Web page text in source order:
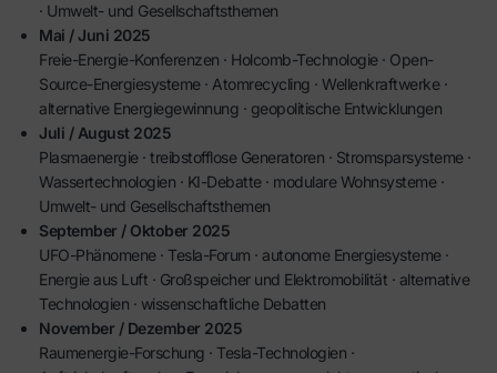
· Umwelt- und Gesellschaftsthemen
Mai / Juni 2025
Freie-Energie-Konferenzen · Holcomb-Technologie · Open-
Source-Energiesysteme · Atomrecycling · Wellenkraftwerke ·
alternative Energiegewinnung · geopolitische Entwicklungen
Juli / August 2025
Plasmaenergie · treibstofflose Generatoren · Stromsparsysteme ·
Wassertechnologien · KI-Debatte · modulare Wohnsysteme ·
Umwelt- und Gesellschaftsthemen
September / Oktober 2025
UFO-Phänomene · Tesla-Forum · autonome Energiesysteme ·
Energie aus Luft · Großspeicher und Elektromobilität · alternative
Technologien · wissenschaftliche Debatten
November / Dezember 2025
Raumenergie-Forschung · Tesla-Technologien ·